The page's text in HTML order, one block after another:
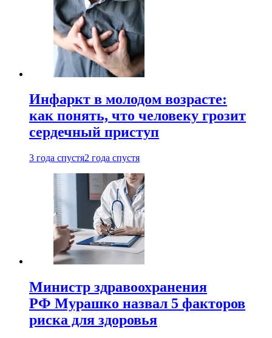
Инфаркт в молодом возрасте:
как понять, что человеку грозит
сердечный приступ
3 года спустя2 года спустя
Министр здравоохранения
РФ Мурашко назвал 5 факторов
риска для здоровья